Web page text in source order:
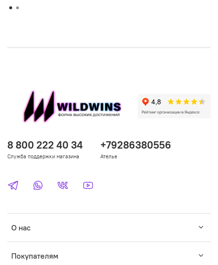
О нас
Покупателям
8 800 222 40 34
Служба поддержки магазина
+79286380556
Ателье